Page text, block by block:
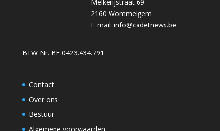
Melkerijstraat 69
2160 Wommelgem
E-mail: info@cadetnews.be
BTW Nr: BE 0423.434.791
Contact
Over ons
Bestuur
Algemene voorwaarden